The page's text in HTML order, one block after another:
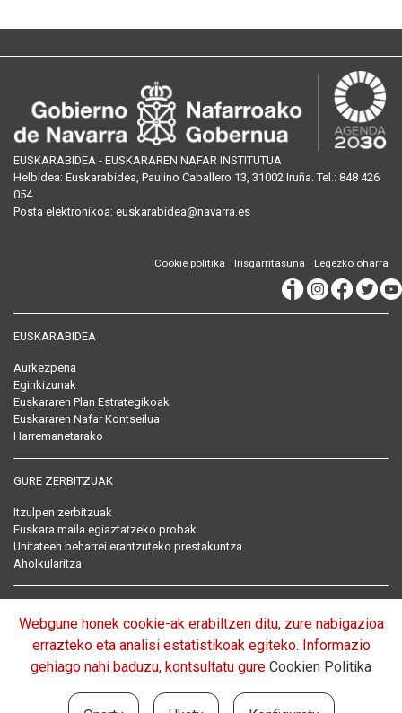
EUSKARABIDEA - EUSKARAREN NAFAR INSTITUTUA
Helbidea: Euskarabidea, Paulino Caballero 13, 31002 Iruña. Tel.: 848 426
054
Posta elektronikoa: euskarabidea@navarra.es
Legezko oharra
Irisgarritasuna
Cookie politika
EUSKARABIDEA
Aurkezpena
Eginkizunak
Euskararen Plan Estrategikoak
Euskararen Nafar Kontseilua
Harremanetarako
GURE ZERBITZUAK
Itzulpen zerbitzuak
Euskara maila egiaztatzeko probak
Unitateen beharrei erantzuteko prestakuntza
Aholkularitza
Arautegia
Webgune honek cookie-ak erabiltzen ditu, zure nabigazioa
errazteko eta analisi estatistikoak egiteko. Informazio
gehiago nahi baduzu, kontsultatu gure Cookien Politika